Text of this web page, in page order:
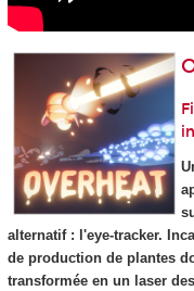
alternatif : l'eye-tracker.
de production de plantes
transformée en un laser